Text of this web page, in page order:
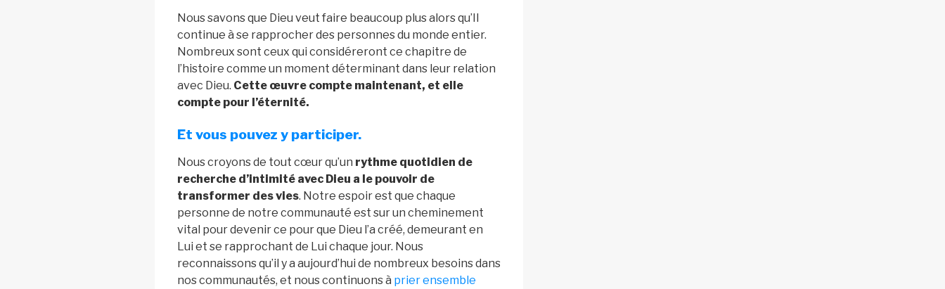
Nous savons que Dieu veut faire beaucoup plus alors qu’Il
continue à se rapprocher des personnes du monde entier.
Nombreux sont ceux qui considéreront ce chapitre de
l’histoire comme un moment déterminant dans leur relation
avec Dieu. Cette œuvre compte maintenant, et elle
compte pour l’éternité.
Et vous pouvez y participer.
Nous croyons de tout cœur qu’un rythme quotidien de
recherche d’intimité avec Dieu a le pouvoir de
transformer des vies. Notre espoir est que chaque
personne de notre communauté est sur un cheminement
vital pour devenir ce pour que Dieu l’a créé, demeurant en
Lui et se rapprochant de Lui chaque jour. Nous
reconnaissons qu’il y a aujourd’hui de nombreux besoins dans
nos communautés, et nous continuons à prier ensemble